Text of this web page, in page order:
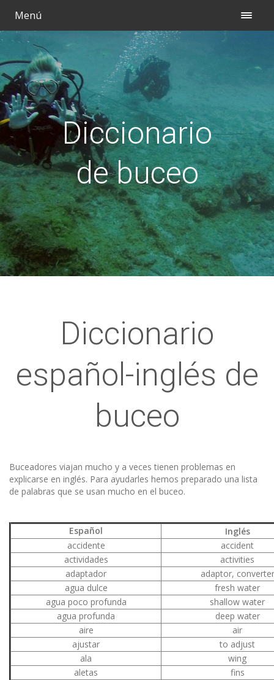
Menú
Diccionario
de buceo
Diccionario
español-inglés de
buceo
Buceadores viajan mucho y a veces tienen problemas en
explicarse en inglés. Para ayudarles hemos preparado una lista
de palabras que se usan mucho en el buceo.
Español Inglés
accidente
accident
actividades
activities
adaptador
adaptor, converter
agua dulce
fresh water
agua poco profunda
shallow water
agua profunda
deep water
aire
air
ajustar
to adjust
ala
wing
aletas
fins